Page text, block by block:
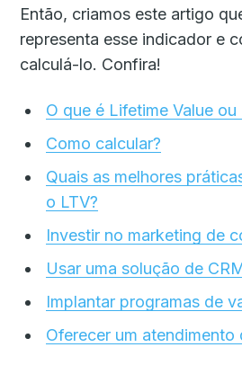
Então, criamos este artigo
representa esse indicador e
calculá-lo. Confira!
O que é Lifetime Value ou
Como calcular?
Quais as melhores
o LTV?
Investir no marketing de
Usar uma solução de
Implantar programas de
Oferecer um atendimento